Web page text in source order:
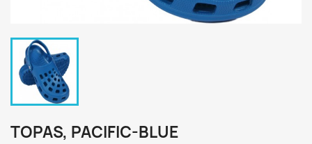
TOPAS, PACIFIC-BLUE